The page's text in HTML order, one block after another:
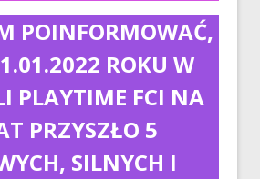
POINFORMOWAĆ,
ROKU W
PLAYTIME FCI NA
PRZYSZŁO 5
SILNYCH I